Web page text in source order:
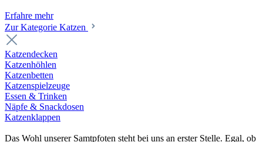
Erfahre mehr
Zur Kategorie Katzen
Katzendecken
Katzenhöhlen
Katzenbetten
Katzenspielzeuge
Essen & Trinken
Näpfe & Snackdosen
Katzenklappen
Das Wohl unserer Samtpfoten steht bei uns an erster Stelle. Egal, ob